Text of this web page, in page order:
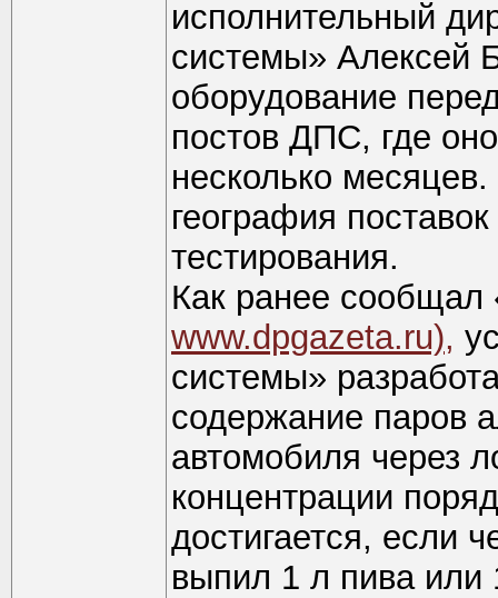
исполнительный
системы» Алексей
оборудование
постов ДПС, где
несколько
география
тестирования.
Как ранее
www.dpgazeta.ru),
системы»
содержание паров
автомобиля через
концентрации
достигается, если
выпил 1 л пива или